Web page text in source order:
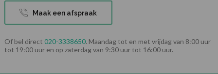
Maak een afspraak
Of bel direct 020-3338650. Maandag tot en met vrijdag van 8:00 uur
tot 19:00 uur en op zaterdag van 9:30 uur tot 16:00 uur.